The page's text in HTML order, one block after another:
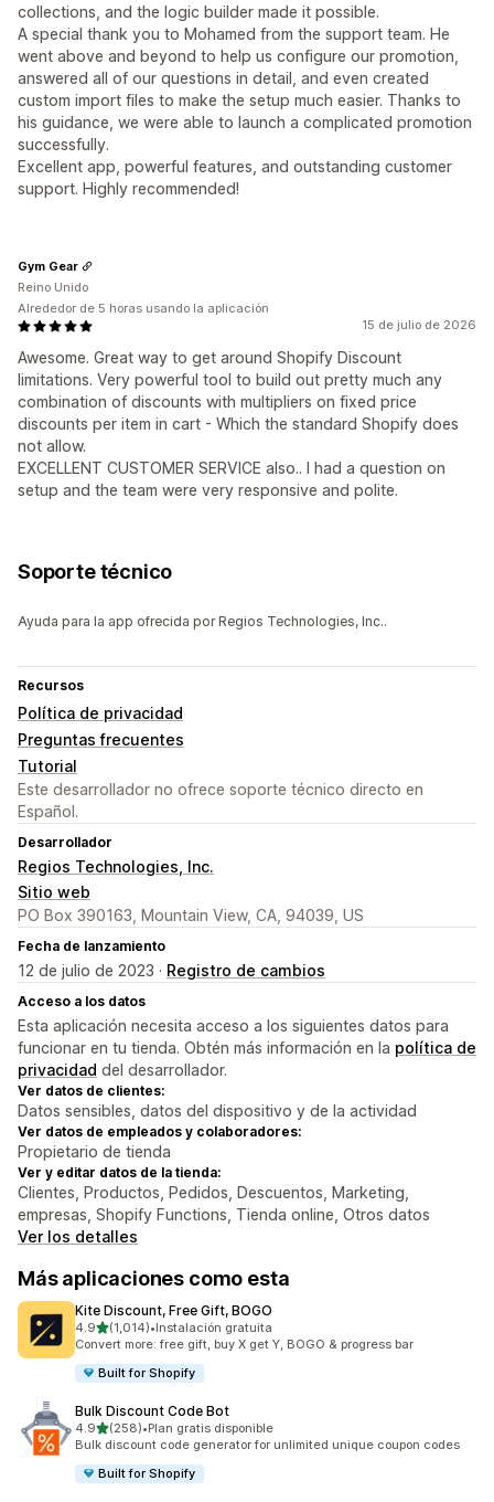
collections, and the logic builder made it possible.
A special thank you to Mohamed from the support team. He
went above and beyond to help us configure our promotion,
answered all of our questions in detail, and even created
custom import files to make the setup much easier. Thanks to
his guidance, we were able to launch a complicated promotion
successfully.
Excellent app, powerful features, and outstanding customer
support. Highly recommended!
15 de julio de 2026
Awesome. Great way to get around Shopify Discount
limitations. Very powerful tool to build out pretty much any
combination of discounts with multipliers on fixed price
discounts per item in cart - Which the standard Shopify does
not allow.
EXCELLENT CUSTOMER SERVICE also.. I had a question on
setup and the team were very responsive and polite.
Gym Gear
Reino Unido
Alrededor de 5 horas usando la aplicación
Soporte técnico
Ayuda para la app ofrecida por Regios Technologies, Inc..
Recursos
Política de privacidad
Preguntas frecuentes
Tutorial
Este desarrollador no ofrece soporte técnico directo en
Español.
Desarrollador
Regios Technologies, Inc.
Sitio web
PO Box 390163, Mountain View, CA, 94039, US
Fecha de lanzamiento
12 de julio de 2023 · Registro de cambios
Acceso a los datos
Esta aplicación necesita acceso a los siguientes datos para
funcionar en tu tienda. Obtén más información en la política de
privacidad del desarrollador.
Ver datos de clientes:
Datos sensibles, datos del dispositivo y de la actividad
Ver datos de empleados y colaboradores:
Propietario de tienda
Ver y editar datos de la tienda:
Clientes, Productos, Pedidos, Descuentos, Marketing,
empresas, Shopify Functions, Tienda online, Otros datos
Ver los detalles
Más aplicaciones como esta
Kite Discount, Free Gift, BOGO
4.9de 5 estrellas
(1,014)
1014 reseñas en total
•Instalación gratuita
Convert more: free gift, buy X get Y, BOGO & progress bar
Built for Shopify
Bulk Discount Code Bot
4.9de 5 estrellas
(258)
258 reseñas en total
•Plan gratis disponible
Bulk discount code generator for unlimited unique coupon codes
Built for Shopify